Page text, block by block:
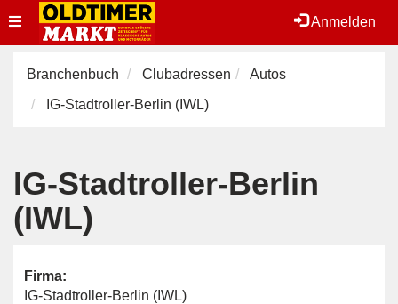
Anmelden
Toggle
navigation
Branchenbuch Clubadressen
Autos
IG-Stadtroller-Berlin (IWL)
IG-Stadtroller-Berlin
(IWL)
Firma:
IG-Stadtroller-Berlin (IWL)